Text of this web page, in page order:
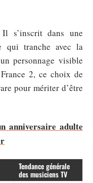
s’inscrit dans une
qui tranche avec la
personnage visible
2, ce choix de
pour mériter d’être
anniversaire adulte
Tendance générale
des musiciens TV